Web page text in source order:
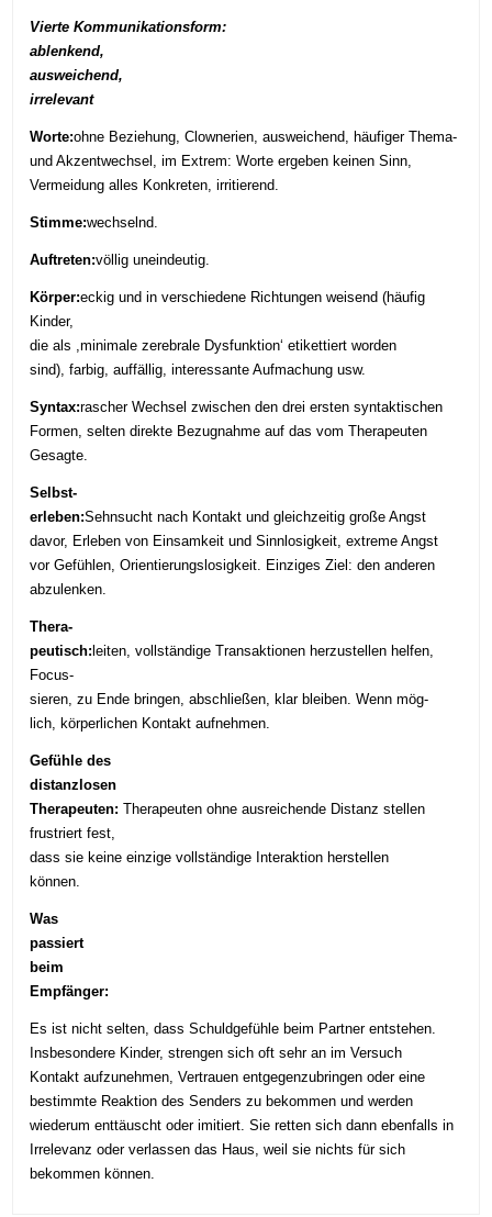
Vierte Kommunikationsform:
ablenkend,
ausweichend,
irrelevant
Worte:ohne Beziehung, Clownerien, ausweichend, häufiger Thema-
und Akzentwechsel, im Extrem: Worte ergeben keinen Sinn,
Vermeidung alles Konkreten, irritierend.
Stimme:wechselnd.
Auftreten:völlig uneindeutig.
Körper:eckig und in verschiedene Richtungen weisend (häufig
Kinder,
die als ,minimale zerebrale Dysfunktion‘ etikettiert worden
sind), farbig, auffällig, interessante Aufmachung usw.
Syntax:rascher Wechsel zwischen den drei ersten syntaktischen
Formen, selten direkte Bezugnahme auf das vom Therapeuten
Gesagte.
Selbst-
erleben:Sehnsucht nach Kontakt und gleichzeitig große Angst
davor, Erleben von Einsamkeit und Sinnlosigkeit, extreme Angst
vor Gefühlen, Orientierungslosigkeit. Einziges Ziel: den anderen
abzulenken.
Thera-
peutisch: leiten, vollständige Transaktionen herzustellen helfen,
Focus-
sieren, zu Ende bringen, abschließen, klar bleiben. Wenn mög-
lich, körperlichen Kontakt aufnehmen.
Gefühle des
distanzlosen
Therapeuten:Therapeuten ohne ausreichende Distanz stellen
frustriert fest,
dass sie keine einzige vollständige Interaktion herstellen
können.
Was
passiert
beim
Empfänger:
Es ist nicht selten, dass Schuldgefühle beim Partner entstehen.
Insbesondere Kinder, strengen sich oft sehr an im Versuch
Kontakt aufzunehmen, Vertrauen entgegenzubringen oder eine
bestimmte Reaktion des Senders zu bekommen und werden
wiederum enttäuscht oder imitiert. Sie retten sich dann ebenfalls in
Irrelevanz oder verlassen das Haus, weil sie nichts für sich
bekommen können.